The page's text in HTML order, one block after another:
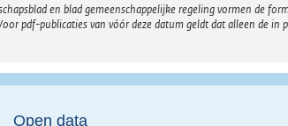
en blad gemeenschappelijke regeling vormen de
pdf-publicaties van vóór deze datum geldt dat alleen de in
Open data